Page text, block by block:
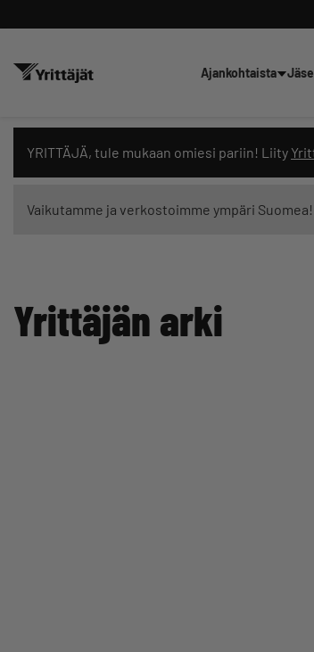
Ajankohtaista
YRITTÄJÄ, tule mukaan omiesi pariin! Liity
Vaikutamme ja verkostoimme ympäri
Yrittäjän arki
Hae sivustolta tai